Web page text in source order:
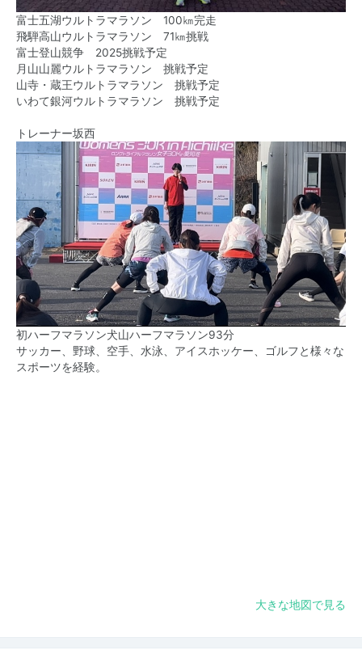
富士五湖ウルトラマラソン 100㎞完走
飛騨高山ウルトラマラソン 71㎞挑戦
富士登山競争 2025挑戦予定
月山山麗ウルトラマラソン 挑戦予定
山寺・蔵王ウルトラマラソン 挑戦予定
いわて銀河ウルトラマラソン 挑戦予定
トレーナー坂西
初ハーフマラソン犬山ハーフマラソン93分
サッカー、野球、空手、水泳、アイスホッケー、ゴルフと様々な
スポーツを経験。
大きな地図で見る